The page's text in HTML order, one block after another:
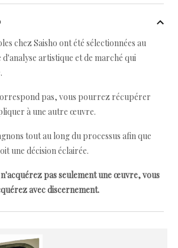
chez Saisho ont été sélectionnées au
d'analyse artistique et de marché qui
pas, vous pourrez récupérer
à une autre œuvre.
tout au long du processus afin que
une décision éclairée.
pas seulement une œuvre, vous
avec discernement.